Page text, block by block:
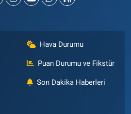
Hava Durumu
Puan Durumu ve Fikstür
Son Dakika Haberleri